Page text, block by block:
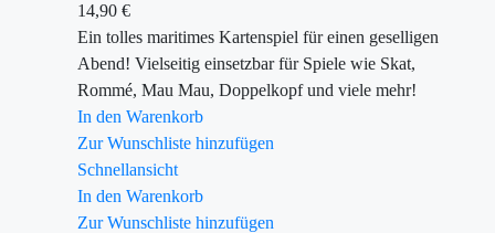
14,90 €
Ein tolles maritimes Kartenspiel für einen geselligen
Abend! Vielseitig einsetzbar für Spiele wie Skat,
Rommé, Mau Mau, Doppelkopf und viele mehr!
In den Warenkorb
Zur Wunschliste hinzufügen
Schnellansicht
In den Warenkorb
Zur Wunschliste hinzufügen